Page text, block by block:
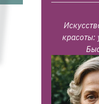
красоты: